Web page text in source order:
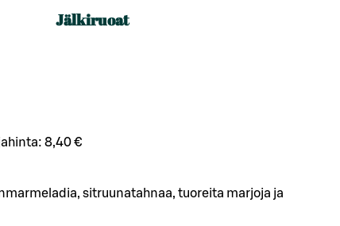
Jälkiruoat
8,40 €
sitruunatahnaa, tuoreita marjoja ja